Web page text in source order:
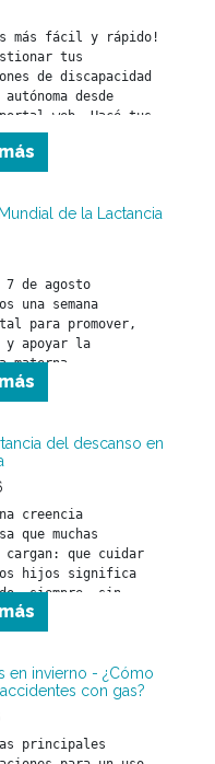
más fácil y rápido!
tus
de discapacidad
desde
web. Hacé tus
el momento que lo
y sin moverte de tu
de la Lactancia
de agosto
una semana
para promover,
y apoyar la
materna.
del descanso en
creencia
que muchas
que cuidar
hijos significa
siempre, sin
en invierno - ¿Cómo
con gas?
principales